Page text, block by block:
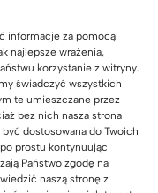
informacje za pomocą
najlepsze wrażenia,
korzystanie z witryny.
świadczyć wszystkich
te umieszczane przez
bez nich nasza strona
dostosowana do Twoich
prostu kontynuując
Państwo zgodę na
naszą stronę z
siłownię
w